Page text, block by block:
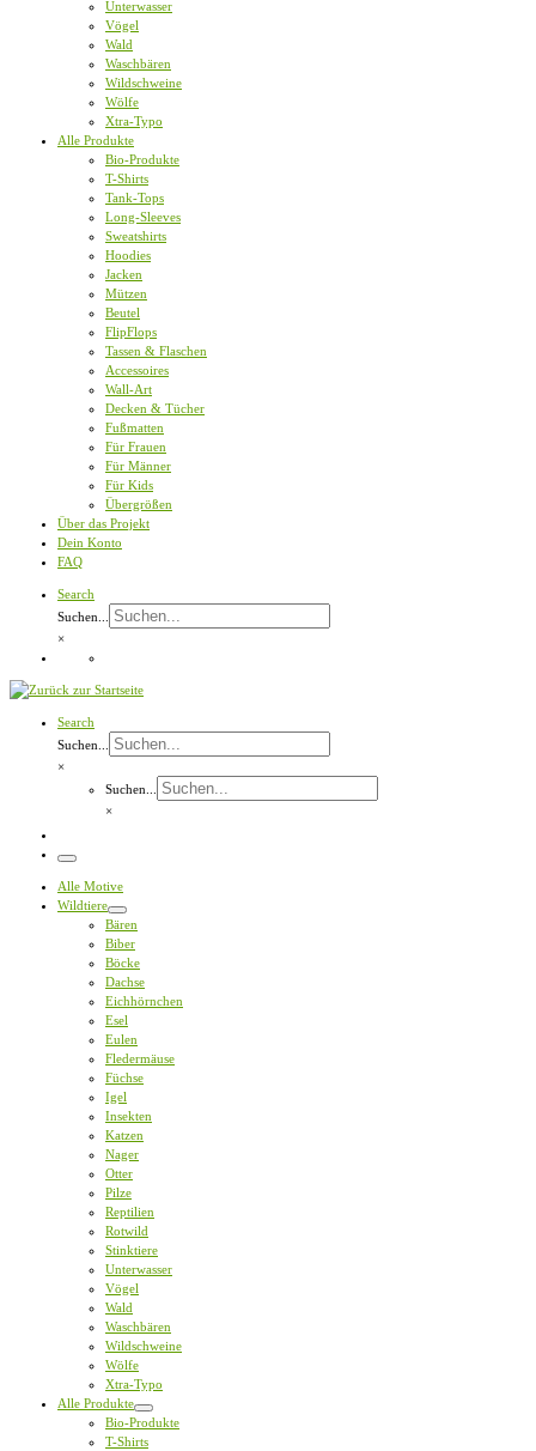
Unterwasser
Vögel
Wald
Waschbären
Wildschweine
Wölfe
Xtra-Typo
Alle Produkte
Bio-Produkte
T-Shirts
Tank-Tops
Long-Sleeves
Sweatshirts
Hoodies
Jacken
Mützen
Beutel
FlipFlops
Tassen & Flaschen
Accessoires
Wall-Art
Decken & Tücher
Fußmatten
Für Frauen
Für Männer
Für Kids
Übergrößen
Über das Projekt
Dein Konto
FAQ
Search
Suchen...
×
Search
Suchen...
×
Suchen...
×
Menü
Alle Motive
Wildtiere
Bären
Biber
Böcke
Dachse
Eichhörnchen
Esel
Eulen
Fledermäuse
Füchse
Igel
Insekten
Katzen
Nager
Otter
Pilze
Reptilien
Rotwild
Stinktiere
Unterwasser
Vögel
Wald
Waschbären
Wildschweine
Wölfe
Xtra-Typo
Alle Produkte
Bio-Produkte
T-Shirts